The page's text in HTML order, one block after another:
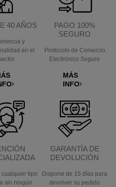
40 AÑOS
y
en el
PAGO 100%
SEGURO
Protocolo de Comercio
Electrónico Seguro
MÁS
INFO
tipo
sin ningún
GARANTÍA DE
DEVOLUCIÓN
Dispone de 15 días para
devolver su pedido